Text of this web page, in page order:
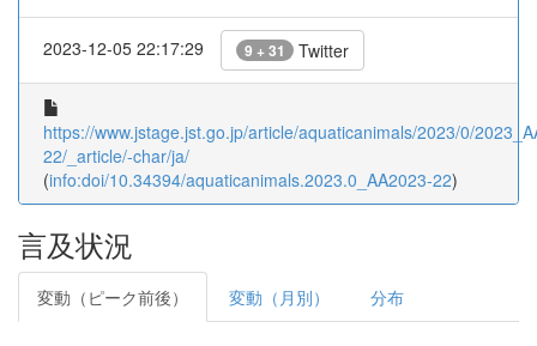
2023-12-05 22:17:29 9 + 31 Twitter
https://www.jstage.jst.go.jp/article/aquaticanimals/2023/0/
22/_article/-char/ja/
(info:doi/10.34394/aquaticanimals.2023.0_AA2023-22)
言及状況
変動（ピーク前後） 変動（月別） 分布